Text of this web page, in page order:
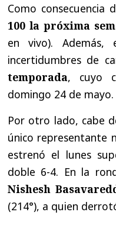
Como consecuencia
100 la próxima
en vivo).
incertidumbres de
temporada, cuyo
domingo 24 de mayo.
Por otro lado, cabe
único representante
estrenó el lunes
doble 6-4. En la
Nishesh
(214°), a quien